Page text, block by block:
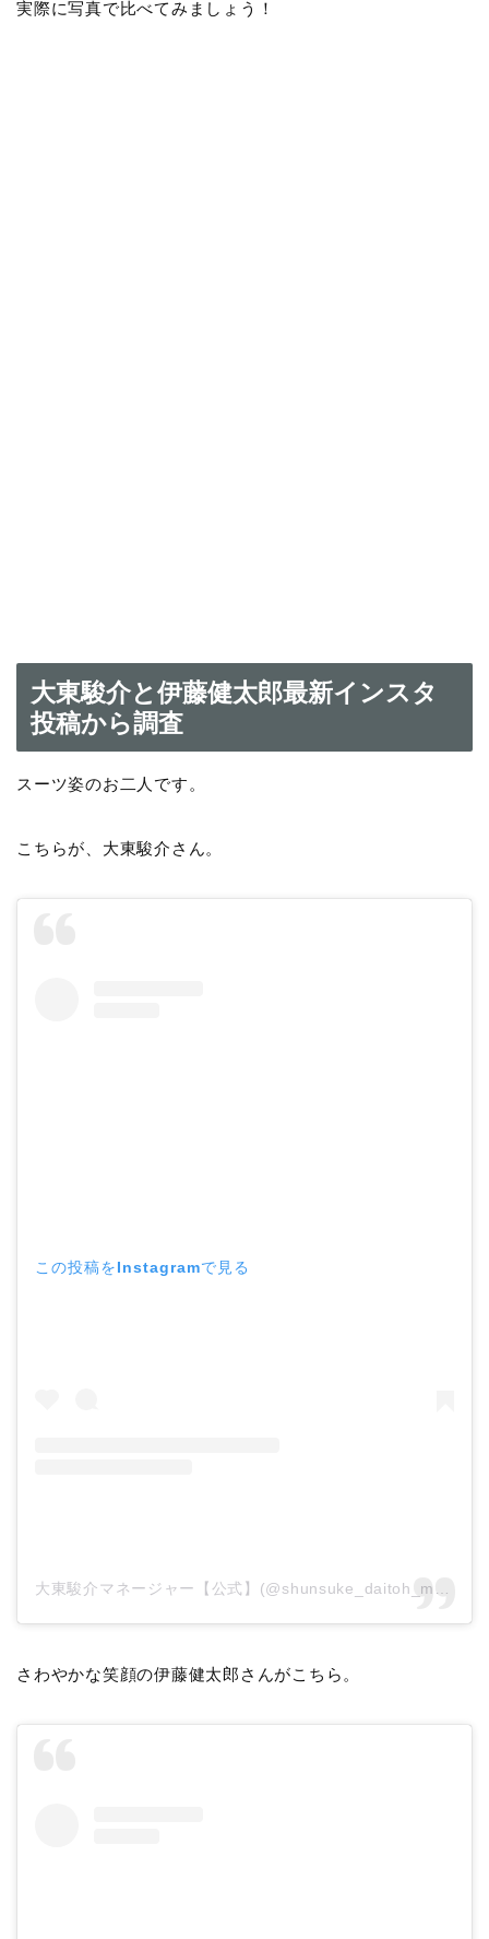
実際に写真で比べてみましょう！
大東駿介と伊藤健太郎最新インスタ
投稿から調査
スーツ姿のお二人です。
こちらが、大東駿介さん。
この投稿をInstagramで見る
さわやかな笑顔の伊藤健太郎さんがこちら。